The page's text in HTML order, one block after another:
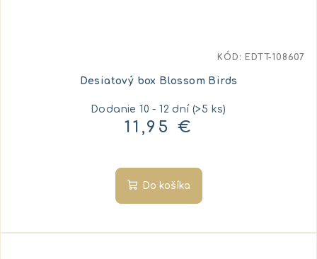
Desiatový box Blossom Birds
Dodanie 10 - 12 dní(>5 ks)
11,95 €
Do košíka
KÓD: EDTT-108607